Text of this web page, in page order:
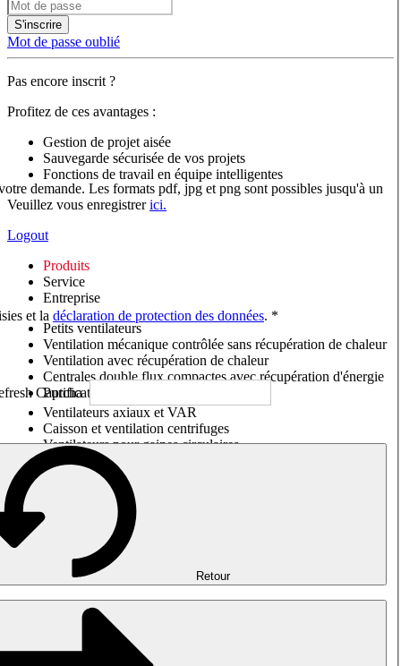
S'inscrire
Mot de passe oublié
Pas encore inscrit ?
Profitez de ces avantages :
Gestion de projet aisée
Sauvegarde sécurisée de vos projets
Fonctions de travail en équipe intelligentes
Veuillez vous enregistrerici.
Logout
Produits
Service
Entreprise
Petits ventilateurs
Ventilation mécanique contrôlée sans récupération de chaleur
Ventilation avec récupération de chaleur
Centrales double flux compactes avec récupération d'énergie
Purificateurs d'air/Moniteurs CO
Ventilateurs axiaux et VAR
Caisson et ventilation centrifuges
Ventilateurs pour gaines circulaires
Ventilateurs pour gaines rectangulaires
Tourelles de toiture
Désenfumage, détection incendie et ventilation de parking
Ventilateurs antidéflagrants
Mesurer. Contrôler. Réguler.
Traitement d'air
Accessoires aérauliques
demande. Les formats pdf, jpg et png sont possibles jusqu'à un
et la déclaration de protection des données. *
Retour